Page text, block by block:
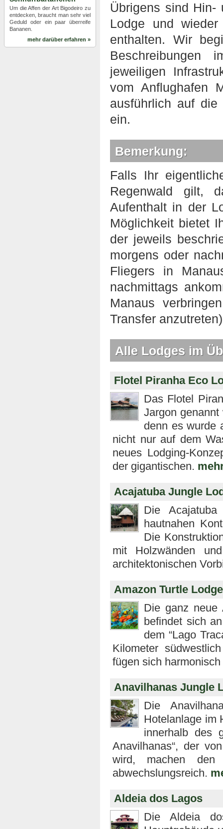
Übrigens sind Hin-
Lodge und
enthalten. Wir
Beschreibungen
jeweiligen
vom Anflughafen
ausführlich auf die
ein.
Bemerkung:
Falls Ihr
Regenwald gilt,
Aufenthalt in der
Möglichkeit bietet
der jeweils
morgens oder
Fliegers in
nachmittags
Manaus
Transfer
Alle Lodges im
Flotel Piranha Eco
Das Flotel
Jargon
denn es wurde
nicht nur auf dem
neues Lodging-
der gigantischen.
Acajatuba Jungle
Die
hautnahen
Die
mit Holzwänden
architektonischen
Amazon Turtle Lodge
Die ganz neue
befindet sich
dem “Lago
Kilometer
fügen sich
Anavilhanas Jungle
Die
Hotelanlage im
innerhalb des
Anavilhanas“, der
wird, machen den
abwechslungsreich.
Aldeia dos Lagos
Die Aldeia
Um die Affen der Art Bigodeiro zu
entdecken, braucht man sehr viel
Geduld oder ein paar überreife
Bananen.
mehr darüber erfahren »